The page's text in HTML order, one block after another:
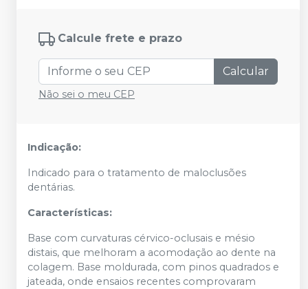
Calcule frete e prazo
Calcular
Não sei o meu CEP
Indicação:
Indicado para o tratamento de maloclusões
dentárias.
Características:
Base com curvaturas cérvico-oclusais e mésio
distais, que melhoram a acomodação ao dente na
colagem. Base moldurada, com pinos quadrados e
jateada, onde ensaios recentes comprovaram